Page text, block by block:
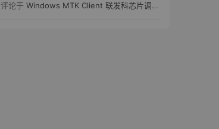
评论于 Windows MTK Client 联发科芯片调试工具_v2.01 汉化版